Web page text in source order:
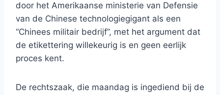
door het Amerikaanse ministerie van Defensie
van de Chinese technologiegigant als een
“Chinees militair bedrijf”, met het argument dat
de etikettering willekeurig is en geen eerlijk
proces kent.
De rechtszaak, die maandag is ingediend bij de